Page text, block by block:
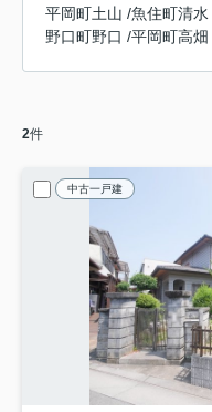
平岡町土山 /魚住町清水
野口町野口 /平岡町高畑
2件
中古一戸建